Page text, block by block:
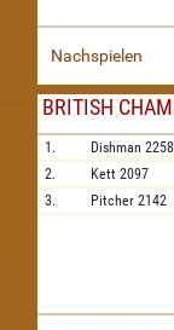
Nachspielen
BRITISH
1. Dishman 2258
2.
Kett 2097
3.
Pitcher 2142